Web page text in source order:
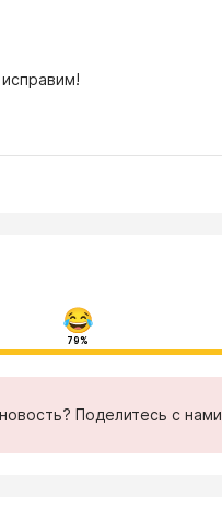
79%
Поделитесь с нами